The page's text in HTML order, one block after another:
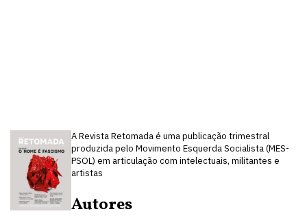
A Revista Retomada é uma publicação trimestral
produzida pelo Movimento Esquerda Socialista (MES-
PSOL) em articulação com intelectuais, militantes e
artistas
Autores